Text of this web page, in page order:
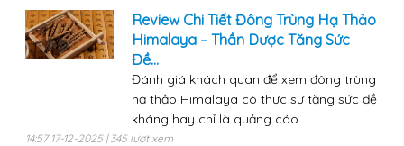
Review Chi Tiết Đông Trùng Hạ Thảo
Himalaya – Thần Dược Tăng Sức
Đề...
Đánh giá khách quan để xem đông trùng
hạ thảo Himalaya có thực sự tăng sức đề
kháng hay chỉ là quảng cáo...
14:57 17-12-2025 | 345 lượt xem